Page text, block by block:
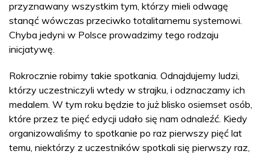
przyznawany wszystkim tym, którzy mieli odwagę
stanąć wówczas przeciwko totalitarnemu systemowi.
Chyba jedyni w Polsce prowadzimy tego rodzaju
inicjatywę.
Rokrocznie robimy takie spotkania. Odnajdujemy ludzi,
którzy uczestniczyli wtedy w strajku, i odznaczamy ich
medalem. W tym roku będzie to już blisko osiemset osób,
które przez te pięć edycji udało się nam odnaleźć. Kiedy
organizowaliśmy to spotkanie po raz pierwszy pięć lat
temu, niektórzy z uczestników spotkali się pierwszy raz,